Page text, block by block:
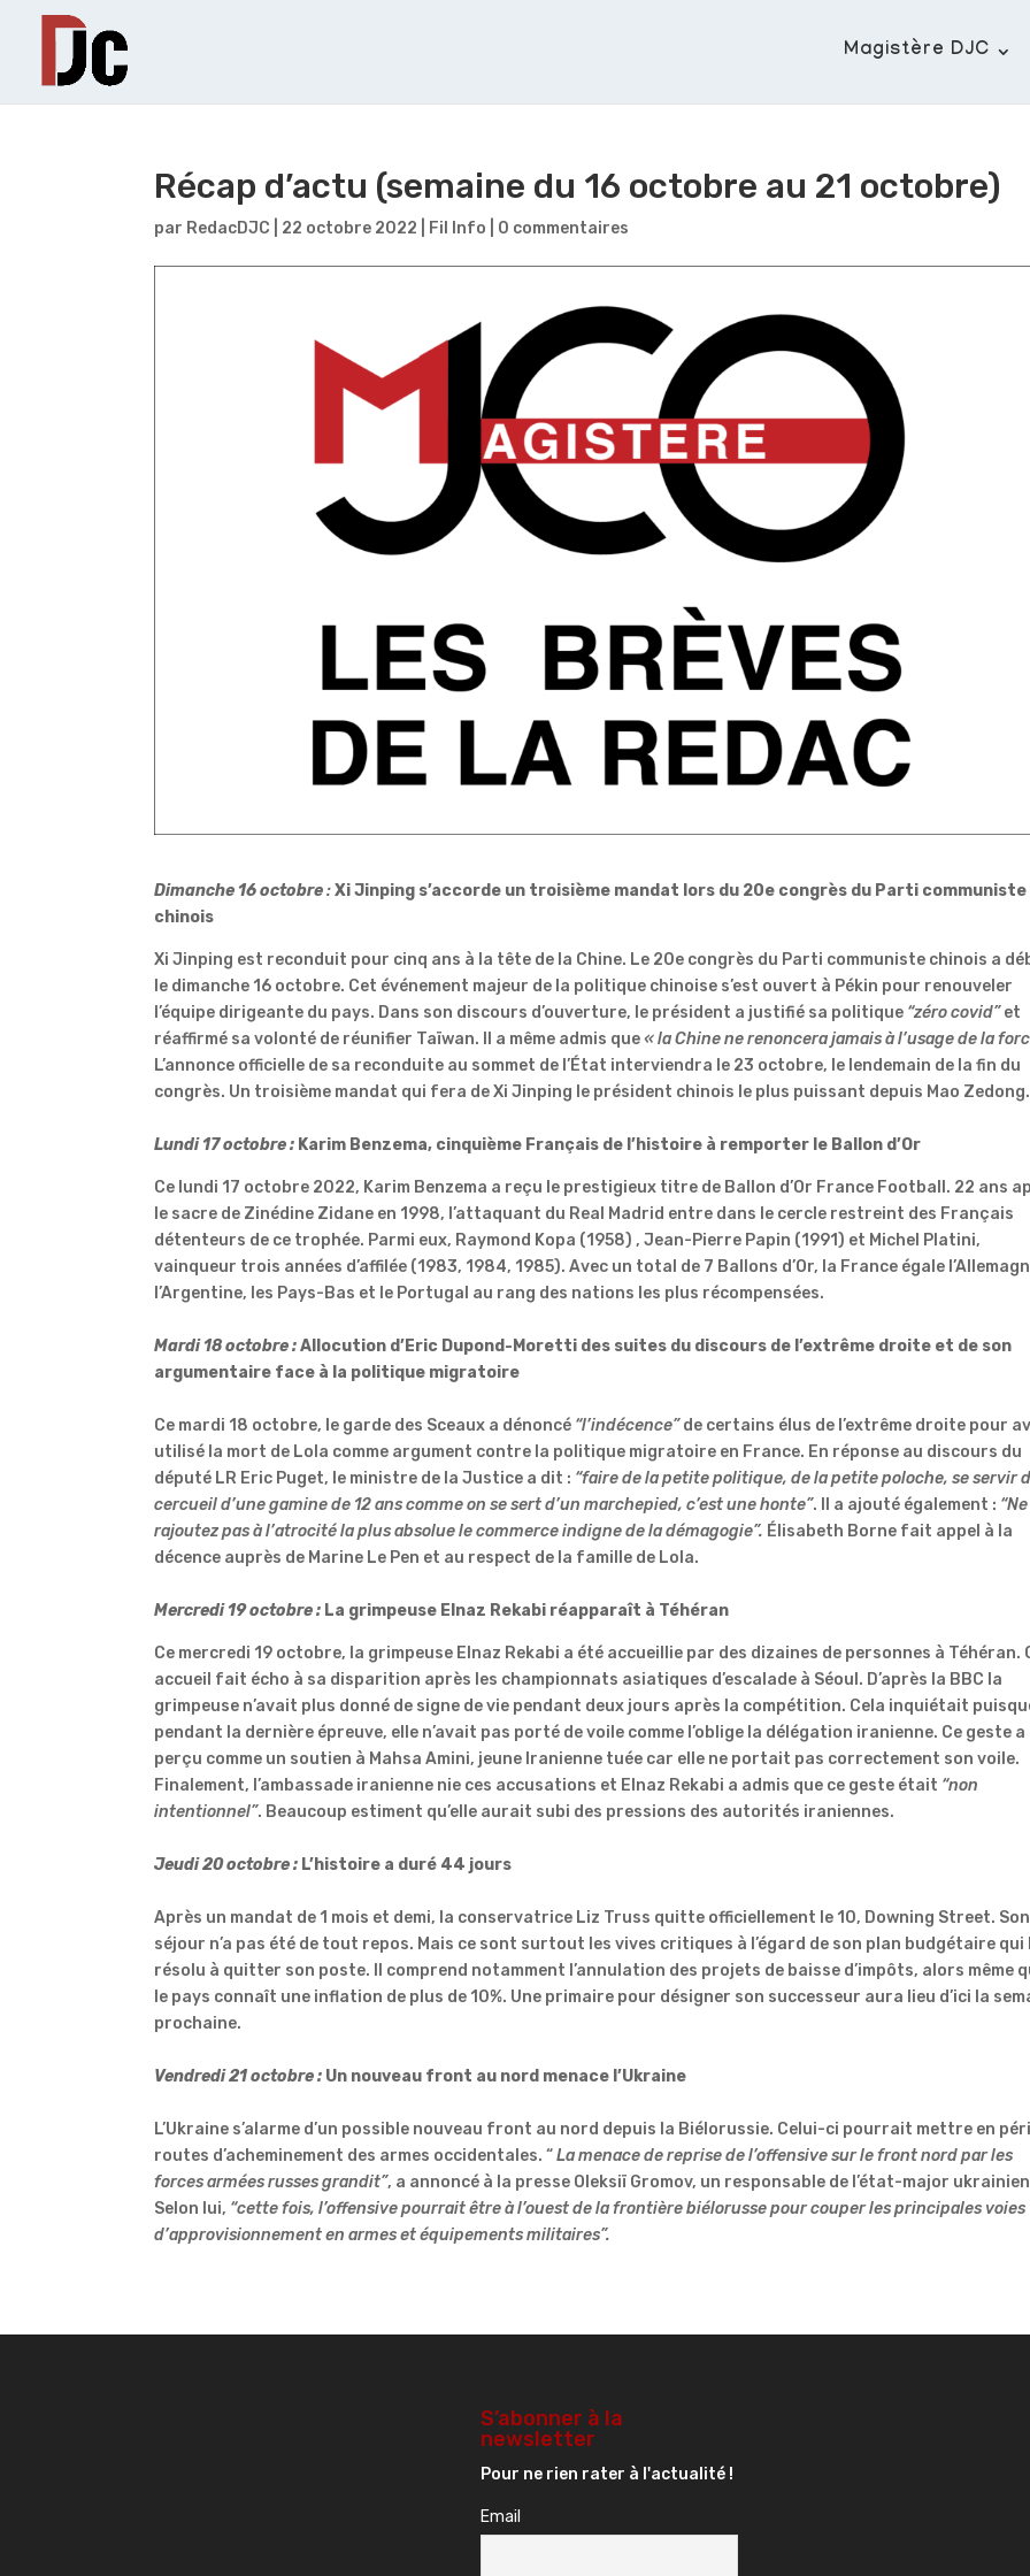
Magistère DJC
Récap d’actu (semaine du 16 octobre au 21 octobre)
par RedacDJC 22 octobre 2022 Fil Info 0 commentaires
Dimanche 16 octobre: Xi Jinping s’accorde un troisième mandat lors du 20e congrès du Parti communiste
chinois
Xi Jinping est reconduit pour cinq ans à la tête de la Chine. Le 20e congrès du Parti communiste chinois a
le dimanche 16 octobre. Cet événement majeur de la politique chinoise s’est ouvert à Pékin pour renouveler
l’équipe dirigeante du pays. Dans son discours d’ouverture, le président a justifié sa politique “zéro covid”et
réaffirmé sa volonté de réunifier Taïwan. Il a même admis que« la Chine ne renoncera jamais à l’usage de la
L’annonce officielle de sa reconduite au sommet de l’État interviendra le 23 octobre, le lendemain de la fin du
congrès. Un troisième mandat qui fera de XiJinping le président chinois le plus puissant depuis Mao Zedong.
Lundi 17 octobre : Karim Benzema, cinquième Français de l’histoire à remporter le Ballon d’Or
Ce lundi 17 octobre 2022, Karim Benzema a reçu le prestigieux titre de Ballon d’Or France Football. 22 ans
le sacre de Zinédine Zidane en 1998, l’attaquant du Real Madrid entre dans le cercle restreint des Français
détenteurs de ce trophée. Parmi eux, Raymond Kopa (1958) , Jean-Pierre Papin (1991) et Michel Platini,
vainqueur trois années d’affilée (1983, 1984, 1985). Avec un total de 7 Ballons d’Or, la France égale
l’Argentine, les Pays-Bas et le Portugal au rang des nations les plus récompensées.
Mardi 18 octobre : Allocution d’Eric Dupond-Moretti des suites du discours de l’extrême droite et de son
argumentaire face à la politique migratoire
Ce mardi 18 octobre, le garde des Sceaux a dénoncé “l’indécence”de certains élus de l’extrême droite pour
utilisé la mort de Lola comme argument contre la politique migratoire en France. En réponse au discours du
député LR Eric Puget, le ministre de la Justice a dit : “faire de la petite politique, de la petitepoloche, se servir
cercueil d’une gamine de 12 ans comme on se sert d’un marchepied, c’est une honte”. Il a ajouté également : “Ne
rajoutez pas à l’atrocité la plus absolue le commerce indigne de la démagogie”. Élisabeth Borne fait appel à la
décence auprès de Marine Le Pen et au respect de la famille de Lola.
Mercredi 19 octobre : La grimpeuse Elnaz Rekabi réapparaît à Téhéran
Ce mercredi 19 octobre, la grimpeuse Elnaz Rekabi a été accueillie par des dizaines de personnes à Téhéran.
accueil fait écho à sa disparition après les championnats asiatiques d’escalade à Séoul. D’après la BBC la
grimpeuse n’avait plus donné de signe de vie pendant deux jours après la compétition. Cela inquiétait
pendant la dernière épreuve, elle n’avait pas porté de voile comme l’oblige la délégation iranienne. Ce geste
perçu comme un soutien à Mahsa Amini, jeune Iranienne tuée car elle ne portait pas correctement son voile.
Finalement, l’ambassade iranienne nie ces accusations et Elnaz Rekabi a admis que ce geste était “non
intentionnel”. Beaucoup estiment qu’elle aurait subi des pressions des autorités iraniennes.
Jeudi 20 octobre : L’histoire a duré 44 jours
Après un mandat de 1 mois et demi, la conservatrice Liz Truss quitte officiellement le 10, Downing Street. Son
séjour n’a pas été de tout repos. Mais ce sont surtout les vives critiques à l’égard de son plan budgétaire qui
résolu à quitter son poste. Il comprend notamment l’annulation des projets de baisse d’impôts, alors même
le pays connaît une inflation de plus de 10%. Une primaire pour désigner son successeur aura lieu d’ici la
prochaine.
Vendredi 21 octobre : Un nouveau front au nord menace l’Ukraine
L’Ukraine s’alarme d’un possible nouveau front au nord depuis la Biélorussie. Celui-ci pourrait mettre en
routes d’acheminement des armes occidentales. “La menace de reprise de l’offensive sur le front nord par les
forces armées russes grandit”, a annoncé à la presse Oleksiï Gromov, un responsable de l’état-major
Selon lui, “cette fois, l’offensive pourrait être à l’ouest de la frontière biélorusse pour couper les principales voies
d’approvisionnement en armes et équipements militaires”.
S’abonner à la
newsletter
Pour ne rien rater à l'actualité !
Email